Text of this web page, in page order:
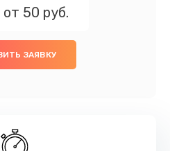
от 50 руб.
ЗАЯВКУ